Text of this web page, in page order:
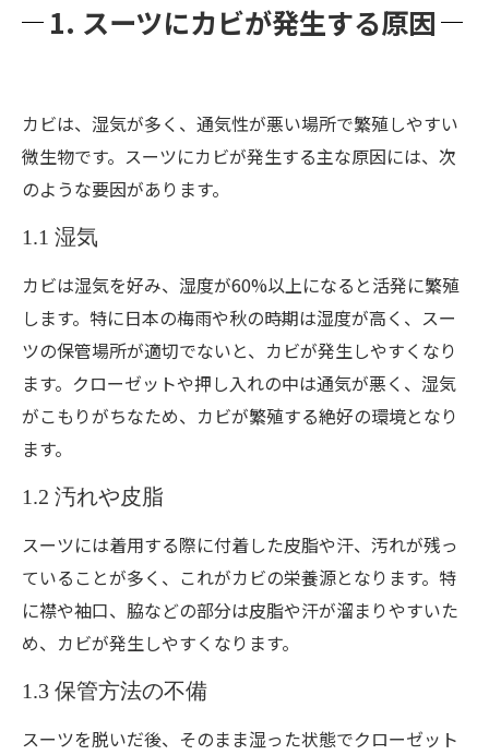
1. スーツにカビが発生する原因
カビは、湿気が多く、通気性が悪い場所で繁殖しやすい
微生物です。スーツにカビが発生する主な原因には、次
のような要因があります。
1.1 湿気
カビは湿気を好み、湿度が60%以上になると活発に繁殖
します。特に日本の梅雨や秋の時期は湿度が高く、スー
ツの保管場所が適切でないと、カビが発生しやすくなり
ます。クローゼットや押し入れの中は通気が悪く、湿気
がこもりがちなため、カビが繁殖する絶好の環境となり
ます。
1.2 汚れや皮脂
スーツには着用する際に付着した皮脂や汗、汚れが残っ
ていることが多く、これがカビの栄養源となります。特
に襟や袖口、脇などの部分は皮脂や汗が溜まりやすいた
め、カビが発生しやすくなります。
1.3 保管方法の不備
スーツを脱いだ後、そのまま湿った状態でクローゼット